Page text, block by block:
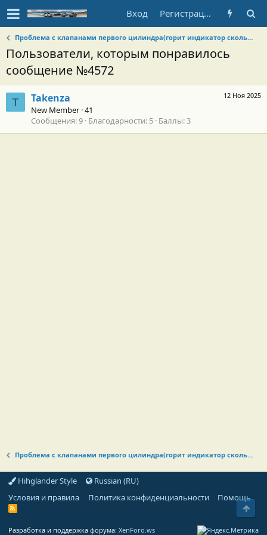
Вход Регистрация
Проблема с клапанами первого цилиндра(горит индикатор скольжения)
Пользователи, которым понравилось
сообщение №4572
T
12 Ноя 2025
Takenza
New Member ·41
Сообщения 9 Благодарности 5 Баллы 3
Проблема с клапанами первого цилиндра(горит индикатор скольжения)
Hihglander Style
Russian (RU)
Условия и правила
Политика конфиденциальности Помощь
R
Разработка и поддержка форума: XenForo.ws